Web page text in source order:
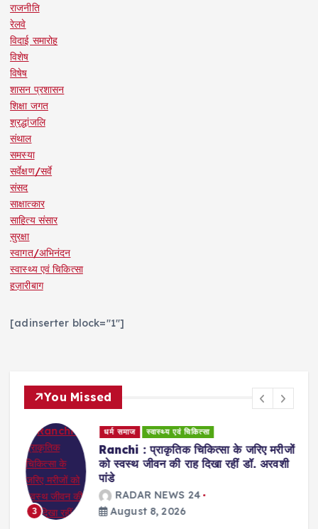
राजनीति
रेलवे
विदाई समारोह
विशेष
विषेष
शासन प्रशासन
शिक्षा जगत
श्रद्धांजलि
संथाल
समस्या
सर्वेक्षण/सर्वे
संसद
साक्षात्कार
साहित्य संसार
सुरक्षा
स्वागत/अभिनंदन
स्वास्थ्य एवं चिकित्सा
हज़ारीबाग
[adinserter block="1"]
You Missed
3
धर्म समाज स्वास्थ्य एवं चिकित्सा
Ranchi : प्राकृतिक चिकित्सा के जरिए मरीजों
को स्वस्थ जीवन की राह दिखा रहीं डॉ. अरवशी
पांडे
RADAR NEWS 24
August 8, 2026